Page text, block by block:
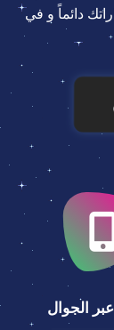
دائماً و في
الجوال